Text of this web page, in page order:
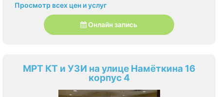
Просмотр всех цен и услуг
Онлайн запись
МРТ КТ и УЗИ на улице Намёткина 16
корпус 4